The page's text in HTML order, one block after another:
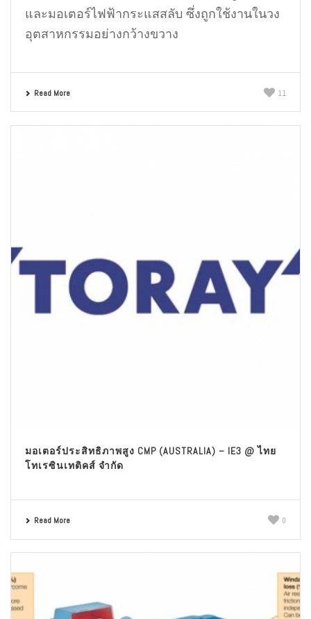
และมอเตอร์ไฟฟ้ากระแสสลับ ซึ่งถูกใช้งานในวง
อุตสาหกรรมอย่างกว้างขวาง
Read More 11
มอเตอร์ประสิทธิภาพสูง CMP (AUSTRALIA) – IE3 @ ไทย
โทเรซินเทติคส์ จำกัด
Read More 0